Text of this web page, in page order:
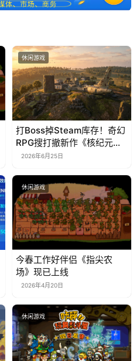
休闲游戏
打Boss掉Steam库存！奇幻
RPG搜打撤新作《核纪元》
正式上线Steam：武器属性
2026年6月25日
休闲游戏
今春工作好伴侣《指尖农
场》现已上线
2026年4月20日
休闲游戏